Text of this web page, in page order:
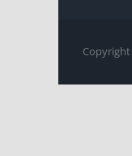
Copyright